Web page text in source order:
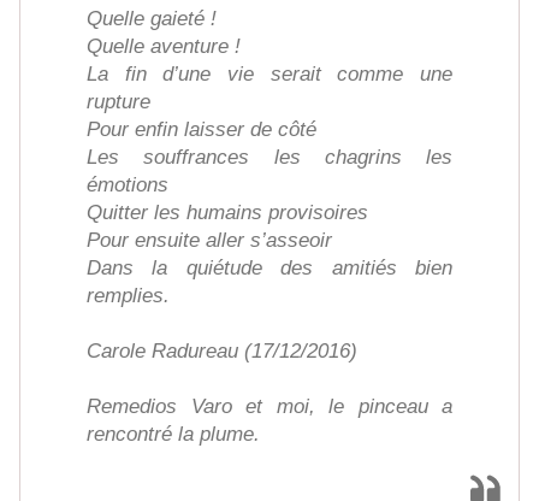
Quelle gaieté !
Quelle aventure !
La fin d’une vie serait comme une
rupture
Pour enfin laisser de côté
Les souffrances les chagrins les
émotions
Quitter les humains provisoires
Pour ensuite aller s’asseoir
Dans la quiétude des amitiés bien
remplies.
Carole Radureau (17/12/2016)
Remedios Varo et moi, le pinceau a
rencontré la plume.